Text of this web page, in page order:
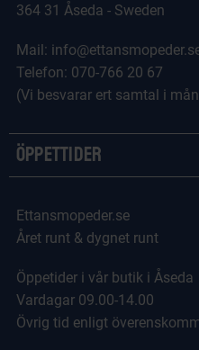
364 31 Åseda - Sweden
Mail:
Telefon: 070-766 20 67
(Vi besvarar ert samtal i
Öppettider
Ettansmopeder.se
Året runt & dygnet runt
Öppetider i vår butik i Åseda
Vardagar 09.00-14.00
Övrig tid enligt